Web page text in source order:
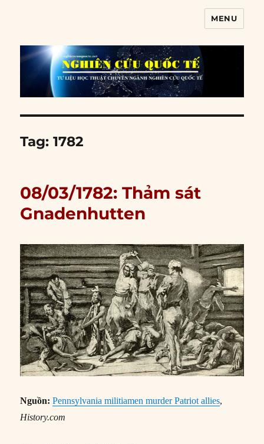
MENU
Tag:1782
08/03/1782: Thảm sát
Gnadenhutten
Nguồn: Pennsylvania militiamen murder Patriot allies,
History.com